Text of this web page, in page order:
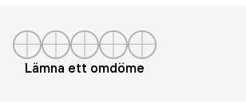
Lämna ett omdöme